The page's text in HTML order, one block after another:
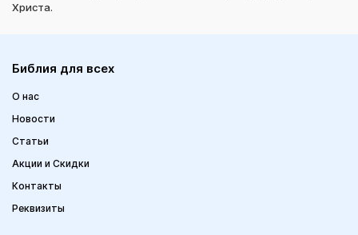
Христа.
Библия для всех
О нас
Новости
Статьи
Акции и Скидки
Контакты
Реквизиты